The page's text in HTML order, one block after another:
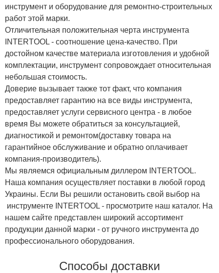
инструмент и оборудование для ремонтно-строительных
работ этой марки.
Отличительная положительная черта инструмента
INTERTOOL - соотношение цена-качество. При
достойном качестве материала изготовления и удобной
комплектации, инструмент сопровождает относительная
небольшая стоимость.
Доверие вызывает также тот факт, что компания
предоставляет гарантию на все виды инструмента,
предоставляет услуги сервисного центра - в любое
время Вы можете обратиться за консультацией,
диагностикой и ремонтом(доставку товара на
гарантийное обслуживание и обратно оплачивает
компания-производитель).
Мы являемся официальным диллером INTERTOOL.
Наша компания осуществляет поставки в любой город
Украины. Если Вы решили остановить свой выбор на
инструменте INTERTOOL - просмотрите наш каталог. На
нашем сайте представлен широкий ассортимент
продукции данной марки - от ручного инструмента до
профессионального оборудования.
Способы доставки